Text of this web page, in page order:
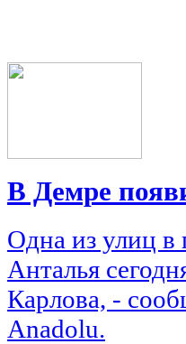
В Демре
Одна из улиц в
Анталья
Карлова, -
Anadolu.